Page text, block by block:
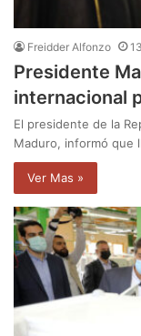
Freidder Alfonzo
Presidente
internacional
El presidente de la
Maduro, informó que
Ver Mas »